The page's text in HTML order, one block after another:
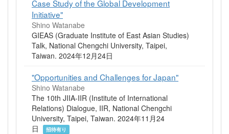
Case Study of the Global Development
Initiative"
Shino Watanabe
GIEAS (Graduate Institute of East Asian Studies)
Talk, National Chengchi University, Taipei,
Taiwan. 2024年12月24日
"Opportunities and Challenges for Japan"
Shino Watanabe
The 10th JIIA-IIR (Institute of International
Relations) Dialogue, IIR, National Chengchi
University, Taipei, Taiwan. 2024年11月24
日
招待有り